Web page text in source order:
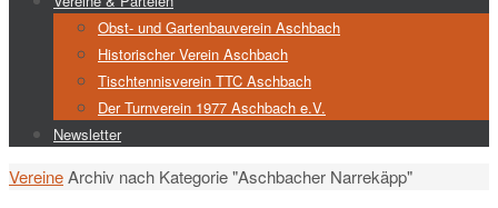
Obst- und Gartenbauverein Aschbach
Historischer Verein Aschbach
Tischtennisverein TTC Aschbach
Der Turnverein 1977 Aschbach e.V.
Newsletter
Start
VereineArchiv nach Kategorie "Aschbacher Narrekäpp"